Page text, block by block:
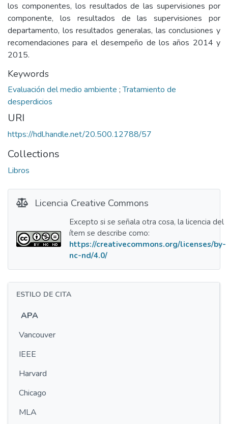
los componentes, los resultados de las supervisiones por
componente, los resultados de las supervisiones por
departamento, los resultados generalas, las conclusiones y
recomendaciones para el desempeño de los años 2014 y
2015.
Keywords
Evaluación del medio ambiente ;Tratamiento de
desperdicios
URI
https://hdl.handle.net/20.500.12788/57
Collections
Libros
Licencia Creative Commons
Excepto si se señala otra cosa, la licencia del
ítem se describe como:
https://creativecommons.org/licenses/by-
nc-nd/4.0/
ESTILO DE CITA
APA
Vancouver
IEEE
Harvard
Chicago
MLA